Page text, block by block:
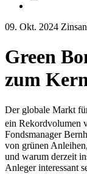
09. Okt. 2024
Green
zum
Der globale Markt
ein Rekordvolumen
Fondsmanager
von grünen
und warum derzeit
Anleger interessant